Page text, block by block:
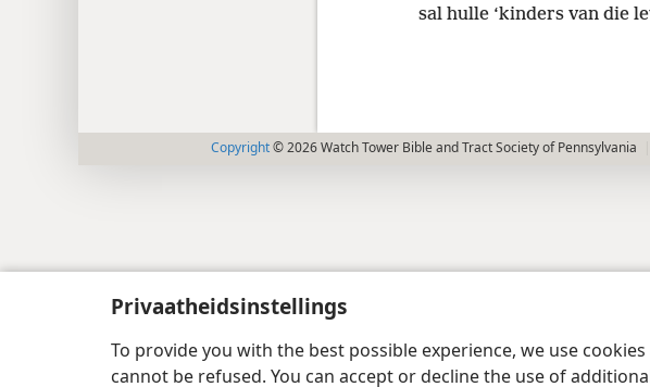
Privaatheidsinstellings
To provide you with the best possible experience, we use
cannot be refused. You can accept or decline the use of
sal hulle ‘kinders van die
Copyright© 2026 Watch Tower Bible and Tract Society of Pennsylvania